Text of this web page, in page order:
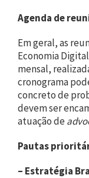
Agenda de
Em geral, as
Economia
mensal,
cronograma
concreto de
devem ser
atuação de
Pautas
– Estratégia